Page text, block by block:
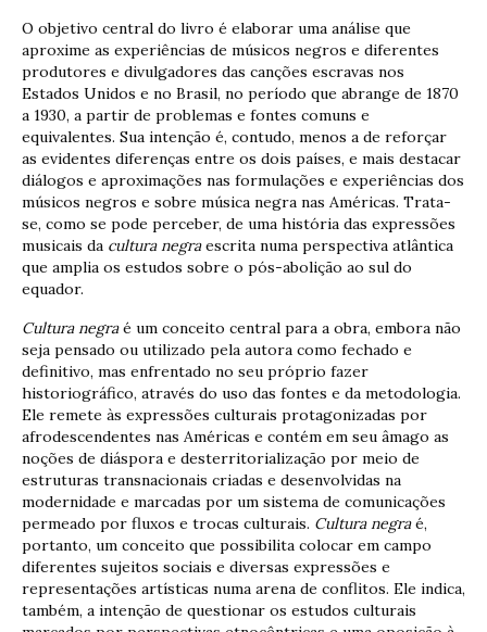
O objetivo central do livro é elaborar uma análise que
aproxime as experiências de músicos negros e diferentes
produtores e divulgadores das canções escravas nos
Estados Unidos e no Brasil, no período que abrange de 1870
a 1930, a partir de problemas e fontes comuns e
equivalentes. Sua intenção é, contudo, menos a de reforçar
as evidentes diferenças entre os dois países, e mais destacar
diálogos e aproximações nas formulações e experiências dos
músicos negros e sobre música negra nas Américas. Trata-
se, como se pode perceber, de uma história das expressões
musicais da cultura negraescrita numa perspectiva atlântica
que amplia os estudos sobre o pós-abolição ao sul do
equador.
Cultura negraé um conceito central para a obra, embora não
seja pensado ou utilizado pela autora como fechado e
definitivo, mas enfrentado no seu próprio fazer
historiográfico, através do uso das fontes e da metodologia.
Ele remete às expressões culturais protagonizadas por
afrodescendentes nas Américas e contém em seu âmago as
noções de diáspora e desterritorialização por meio de
estruturas transnacionais criadas e desenvolvidas na
modernidade e marcadas por um sistema de comunicações
permeado por fluxos e trocas culturais. Cultura negraé,
portanto, um conceito que possibilita colocar em campo
diferentes sujeitos sociais e diversas expressões e
representações artísticas numa arena de conflitos. Ele indica,
também, a intenção de questionar os estudos culturais